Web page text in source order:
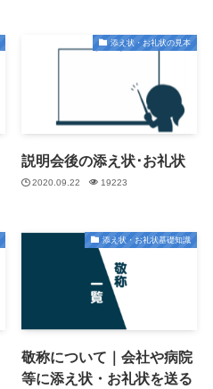
添え状・お礼状の見本
説明会後の添え状･お礼状
2020.09.22 19223
添え状・お礼状基礎知識
敬称について｜会社や病院
等に添え状・お礼状を送る